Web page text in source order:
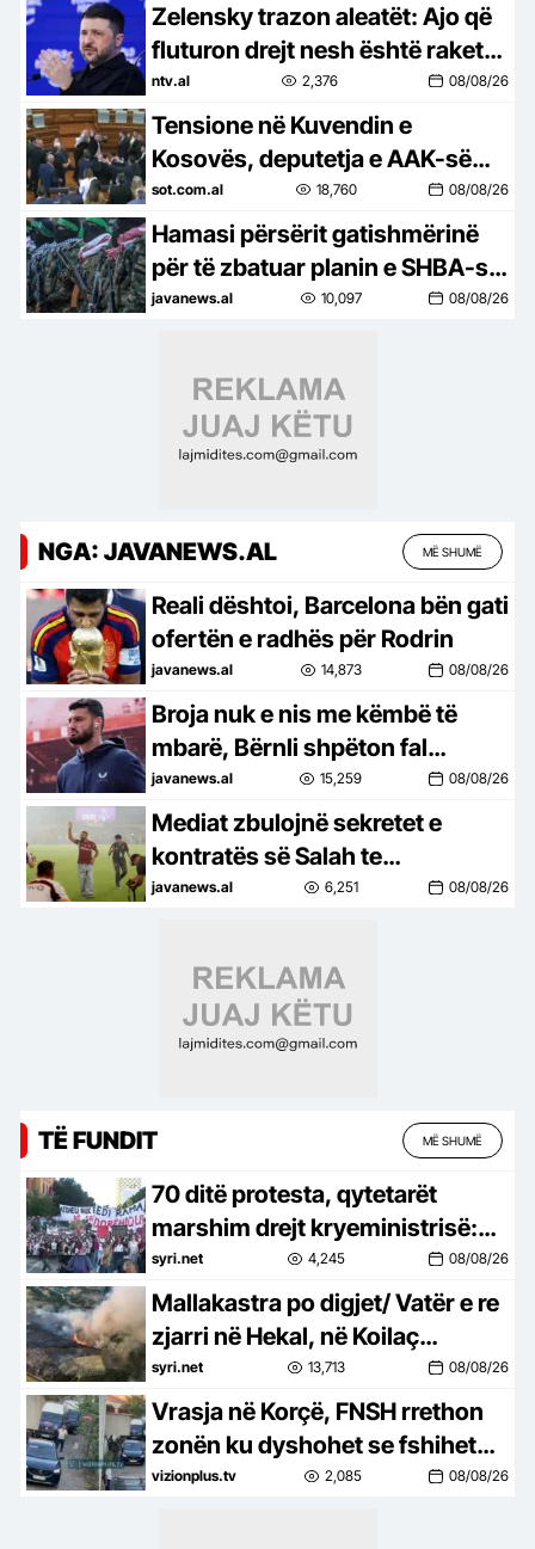
Zelensky trazon aleatët: Ajo që
fluturon drejt nesh është raketë
që vret
ntv.al 2,376 08/08/26
Tensione në Kuvendin e
Kosovës, deputetja e AAK-së
gjuan me vezë drejt Kurtit,
ndërpritet seanca
sot.com.al 18,760 08/08/26
Hamasi përsërit gatishmërinë
për të zbatuar planin e SHBA-së
për Gazën: Kushti i vetëm që
javanews.al 10,097 08/08/26
NGA: JAVANEWS.AL MË SHUMË
Reali dështoi, Barcelona bën gati
ofertën e radhës për Rodrin
javanews.al 14,873 08/08/26
Broja nuk e nis me këmbë të
mbarë, Bërnli shpëton fal
penalltive dhe kalon në raundin
tjetër të Kupës!
javanews.al 15,259 08/08/26
Mediat zbulojnë sekretet e
kontratës së Salah te
Trabzonspor, 30 mln euro pagë,
javanews.al 6,251 08/08/26
TË FUNDIT MË SHUMË
70 ditë protesta, qytetarët
marshim drejt kryeministrisë:
Rama jepe dorëheqje
syri.net 4,245 08/08/26
Mallakastra po digjet/ Vatër e re
zjarri në Hekal, në Koilaç
ndërhyet nga ajri! Sipërfaqe të
tëra shkrumb e hi
syri.net 13,713 08/08/26
Vrasja në Korçë, FNSH rrethon
zonën ku dyshohet se fshihet
autori
vizionplus.tv 2,085 08/08/26